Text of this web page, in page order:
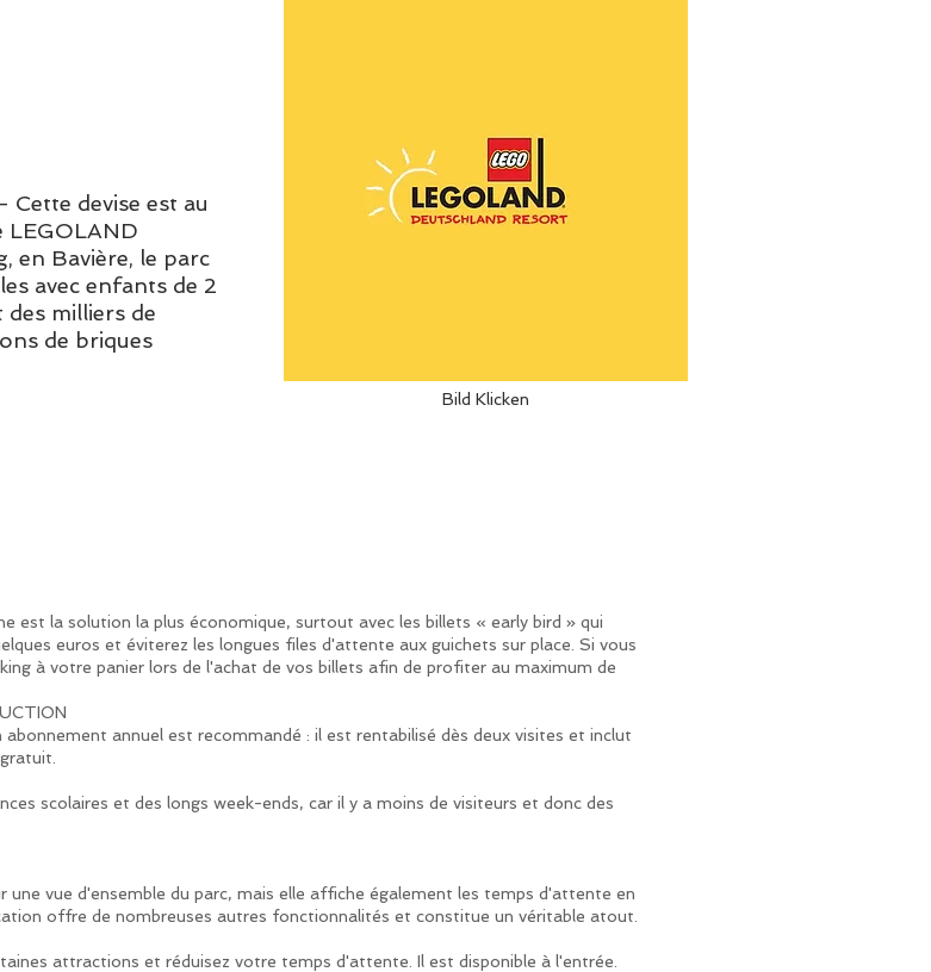
Cette devise est au
LEGOLAND
en Bavière, le parc
avec enfants de 2
des milliers de
de briques
Bild Klicken
est la solution la plus économique, surtout avec les billets « early bird » qui
euros et éviterez les longues files d'attente aux guichets sur place. Si vous
à votre panier lors de l'achat de vos billets afin de profiter au maximum de
annuel est recommandé : il est rentabilisé dès deux visites et inclut
scolaires et des longs week-ends, car il y a moins de visiteurs et donc des
vue d'ensemble du parc, mais elle affiche également les temps d'attente en
offre de nombreuses autres fonctionnalités et constitue un véritable atout.
attractions et réduisez votre temps d'attente. Il est disponible à l'entrée.